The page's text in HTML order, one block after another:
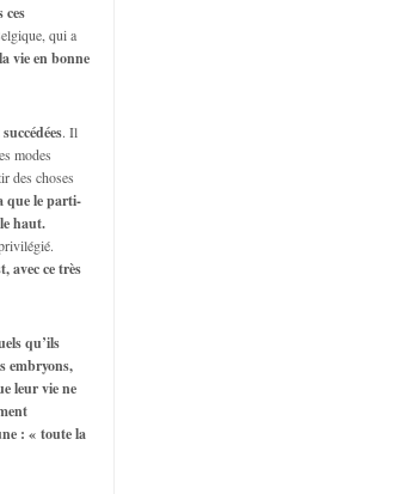
ces
qui a
vie en bonne
. Il
modes
des choses
que le parti-
haut.
avec ce très
qu’ils
embryons,
leur vie ne
: « toute la